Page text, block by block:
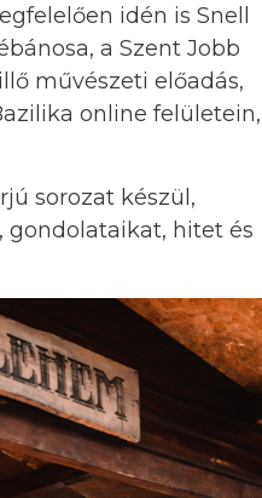
idén is Snell
a Szent Jobb
művészeti előadás,
online felületein,
sorozat készül,
gondolataikat, hitet és